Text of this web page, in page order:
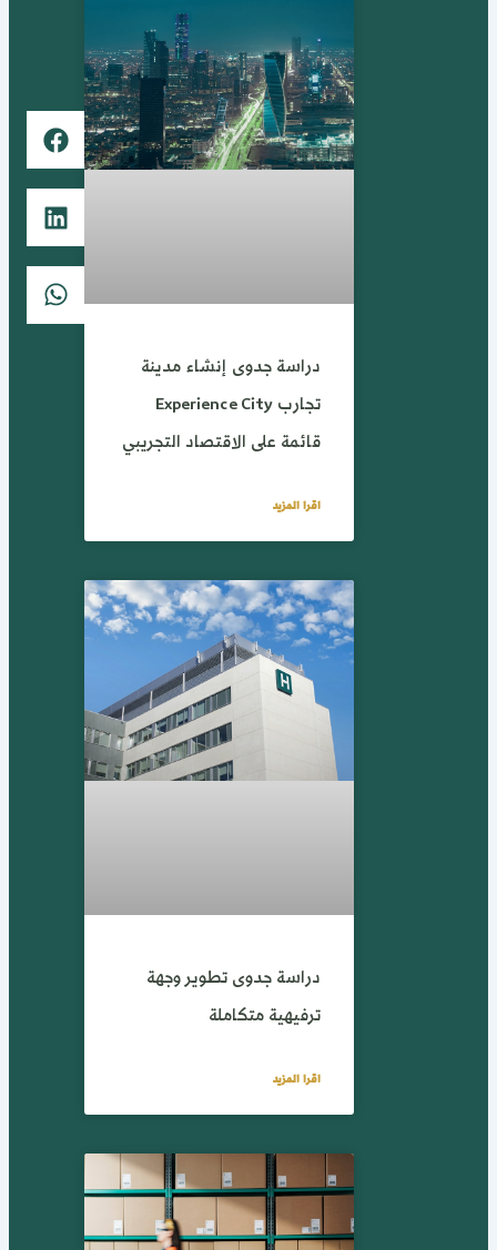
دراسة جدوى إنشاء مدينة
تجارب Experience City
قائمة على الاقتصاد التجريبي
اقرا المزيد
دراسة جدوى تطوير وجهة
ترفيهية متكاملة
اقرا المزيد